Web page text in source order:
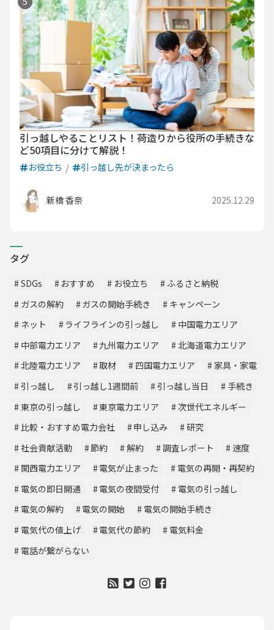
引っ越しやることリスト！荷造りから役所の手続きな
ど50項目に分けて解説！
お役立ち 引っ越し先が決まったら
新橋 香奈 2025.12.29
タグ
SDGs おすすめ お役立ち
ふるさと納税
ガスの解約
ガスの開始手続き
キャンペーン
ネット
ライフラインの引っ越し
中国電力エリア
中部電力エリア
九州電力エリア
北海道電力エリア
北陸電力エリア
取材 四国電力エリア
家具・家電
引っ越し
引っ越し1週間前 引っ越し当日
手続き
東京の引っ越し
東京電力エリア
次世代エネルギー
比較・おすすめ電力会社
申し込み
研究
社会貢献活動
節約 解約 調査レポート
速度
関西電力エリア
電気が止まった
電気の再開・再契約
電気の即日開通
電気の夜間受付
電気の引っ越し
電気の解約
電気の開始
電気の開始手続き
電気代の値上げ
電気代の節約
電気料金
電話が繋がらない